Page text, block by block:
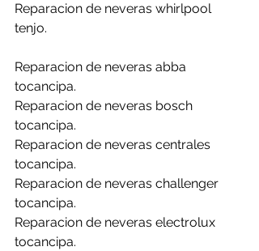
Reparacion de neveras whirlpool
tenjo.
Reparacion de neveras abba
tocancipa.
Reparacion de neveras bosch
tocancipa.
Reparacion de neveras centrales
tocancipa.
Reparacion de neveras challenger
tocancipa.
Reparacion de neveras electrolux
tocancipa.